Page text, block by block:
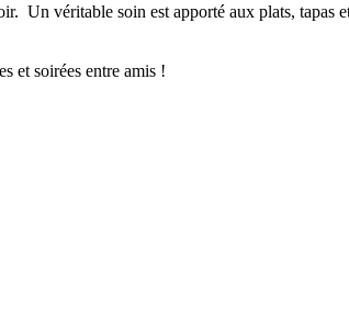
Un véritable soin est apporté aux plats,
et soirées entre amis !